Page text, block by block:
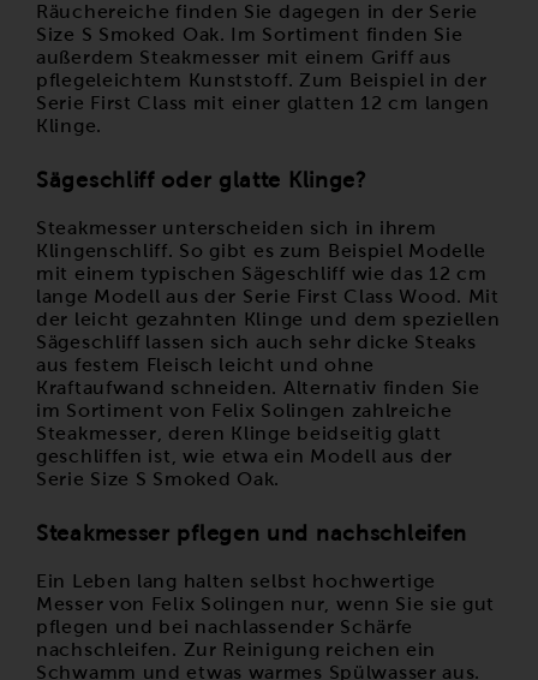
Räuchereiche finden Sie dagegen in der Serie
Size S Smoked Oak. Im Sortiment finden Sie
außerdem Steakmesser mit einem Griff aus
pflegeleichtem Kunststoff. Zum Beispiel in der
Serie First Class mit einer glatten 12 cm langen
Klinge.
Sägeschliff oder glatte Klinge?
Steakmesser unterscheiden sich in ihrem
Klingenschliff. So gibt es zum Beispiel Modelle
mit einem typischen Sägeschliff wie das 12 cm
lange Modell aus der Serie First Class Wood. Mit
der leicht gezahnten Klinge und dem speziellen
Sägeschliff lassen sich auch sehr dicke Steaks
aus festem Fleisch leicht und ohne
Kraftaufwand schneiden. Alternativ finden Sie
im Sortiment von Felix Solingen zahlreiche
Steakmesser, deren Klinge beidseitig glatt
geschliffen ist, wie etwa ein Modell aus der
Serie Size S Smoked Oak.
Steakmesser pflegen und nachschleifen
Ein Leben lang halten selbst hochwertige
Messer von Felix Solingen nur, wenn Sie sie gut
pflegen und bei nachlassender Schärfe
nachschleifen. Zur Reinigung reichen ein
Schwamm und etwas warmes Spülwasser aus.